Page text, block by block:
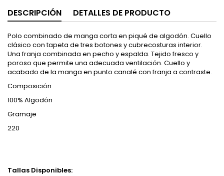
DESCRIPCIÓN DETALLES DE PRODUCTO
Polo combinado de manga corta en piqué de algodón. Cuello
clásico con tapeta de tres botones y cubrecosturas interior.
Una franja combinada en pecho y espalda. Tejido fresco y
poroso que permite una adecuada ventilación. Cuello y
acabado de la manga en punto canalé con franja a contraste.
Composición
100% Algodón
Gramaje
220
Tallas Disponibles: